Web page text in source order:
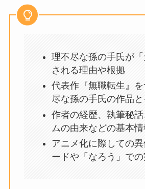
理不尽な孫の手氏が
される理由や根拠
代表作『無職転生』
尽な孫の手氏の作品
作者の経歴、執筆秘
ムの由来などの基本情
アニメ化に際しての
ードや「なろう」で